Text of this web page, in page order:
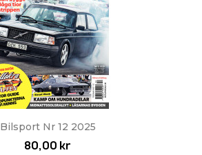
Bilsport Nr 12 2025
80,00 kr